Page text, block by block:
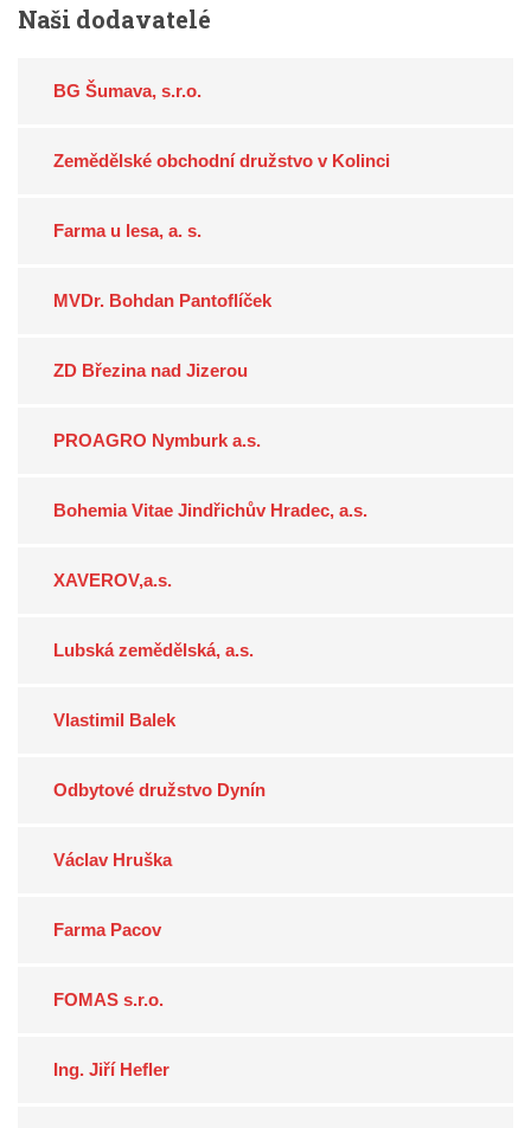
Našidodavatelé
BG Šumava, s.r.o.
Zemědělské obchodní družstvo v Kolinci
Farma u lesa, a. s.
MVDr. Bohdan Pantoflíček
ZD Březina nad Jizerou
PROAGRO Nymburk a.s.
Bohemia Vitae Jindřichův Hradec, a.s.
XAVEROV,a.s.
Lubská zemědělská, a.s.
Vlastimil Balek
Odbytové družstvo Dynín
Václav Hruška
Farma Pacov
FOMAS s.r.o.
Ing. Jiří Hefler